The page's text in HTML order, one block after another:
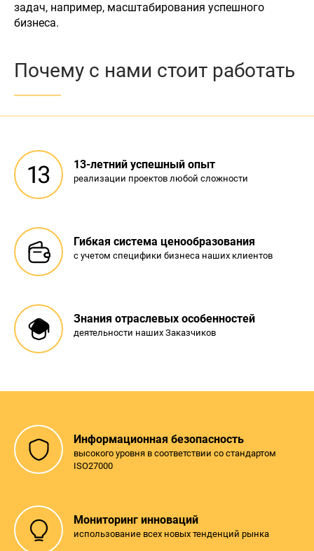
задач, например, масштабирования успешного
бизнеса.
Почему с нами стоит работать
13-летний успешный опыт
реализации проектов любой сложности
Гибкая система ценообразования
с учетом специфики бизнеса наших клиентов
Знания отраслевых особенностей
деятельности наших Заказчиков
Информационная безопасность
высокого уровня в соответствии со стандартом
ISO27000
Мониторинг инноваций
использование всех новых тенденций рынка